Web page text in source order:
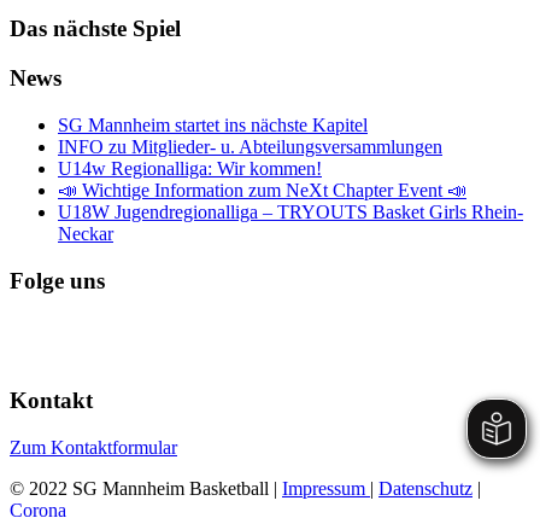
Das nächste Spiel
News
SG Mannheim startet ins nächste Kapitel
INFO zu Mitglieder- u. Abteilungsversammlungen
U14w Regionalliga: Wir kommen!
📣 Wichtige Information zum NeXt Chapter Event 📣
U18W Jugendregionalliga – TRYOUTS Basket Girls Rhein-
Neckar
Folge uns
Kontakt
Zum Kontaktformular
© 2022 SG Mannheim Basketball | Impressum | Datenschutz |
Corona